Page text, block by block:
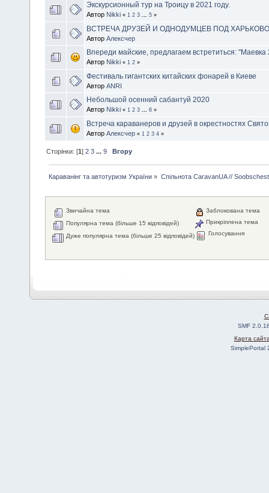
Экскурсионный тур на Троицу в 2021 году.
Автор Nikki « 1 2 3 ... 5 »
ВСТРЕЧА ДРУЗЕЙ И ОДНОДУМЦЕВ ПОД
Автор Алексчер
Впереди майские, предлагаем встретиться: "Маевка
Автор Nikki « 1 2 »
Фестиваль гигантских китайских фонарей в Киеве
Автор ANRI
Небольшой осенний сабантуй 2020
Автор Nikki « 1 2 3 ... 6 »
Встреча караванеров и друзей в окрестностях
Автор Алексчер « 1 2 3 4 »
Сторінки: [1]2 3 ...9 Вгору
Караванінг та автотуризм України » Спільнота CaravanUA //
Звичайна тема
Популярна тема (більше 15 відповідей)
Дуже популярна тема (більше 25 відповідей)
Заблокована тема
Прикріплена тема
Голосування
SMF
Карта
SimplePortal